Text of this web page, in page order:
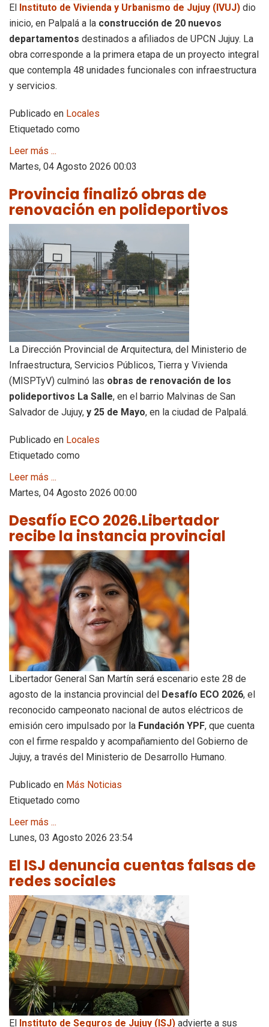
El Instituto de Vivienda y Urbanismo de Jujuy (IVUJ) dio
inicio, en Palpalá a la construcción de 20 nuevos
departamentos destinados a afiliados de UPCN Jujuy. La
obra corresponde a la primera etapa de un proyecto integral
que contempla 48 unidades funcionales con infraestructura
y servicios.
Publicado en Locales
Etiquetado como
Leer más ...
Martes, 04 Agosto 2026 00:03
Provincia finalizó obras de
renovación en polideportivos
La Dirección Provincial de Arquitectura, del Ministerio de
Infraestructura, Servicios Públicos, Tierra y Vivienda
(MISPTyV) culminó las obras de renovación de los
polideportivos La Salle, en el barrio Malvinas de San
Salvador de Jujuy, y 25 de Mayo, en la ciudad de Palpalá.
Publicado en Locales
Etiquetado como
Leer más ...
Martes, 04 Agosto 2026 00:00
Desafío ECO 2026.Libertador
recibe la instancia provincial
Libertador General San Martín será escenario este 28 de
agosto de la instancia provincial del Desafío ECO 2026, el
reconocido campeonato nacional de autos eléctricos de
emisión cero impulsado por la Fundación YPF, que cuenta
con el firme respaldo y acompañamiento del Gobierno de
Jujuy, a través del Ministerio de Desarrollo Humano.
Publicado en Más Noticias
Etiquetado como
Leer más ...
Lunes, 03 Agosto 2026 23:54
El ISJ denuncia cuentas falsas de
redes sociales
El Instituto de Seguros de Jujuy (ISJ) advierte a sus